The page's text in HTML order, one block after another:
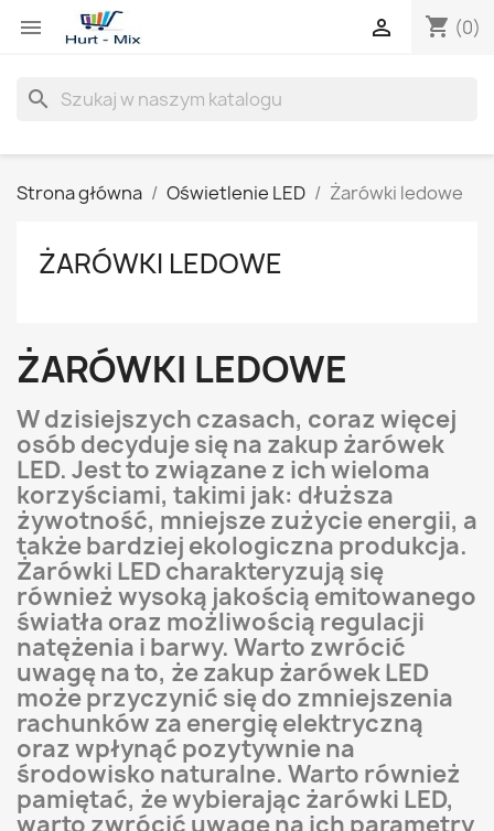
 shopping_cart (0)

search
Strona główna Oświetlenie LED Żarówki ledowe
ŻARÓWKI LEDOWE
ŻARÓWKI LEDOWE
W dzisiejszych czasach, coraz więcej
osób decyduje się na zakup żarówek
LED. Jest to związane z ich wieloma
korzyściami, takimi jak: dłuższa
żywotność, mniejsze zużycie energii, a
także bardziej ekologiczna produkcja.
Żarówki LED charakteryzują się
również wysoką jakością emitowanego
światła oraz możliwością regulacji
natężenia i barwy. Warto zwrócić
uwagę na to, że zakup żarówek LED
może przyczynić się do zmniejszenia
rachunków za energię elektryczną
oraz wpłynąć pozytywnie na
środowisko naturalne. Warto również
pamiętać, że wybierając żarówki LED,